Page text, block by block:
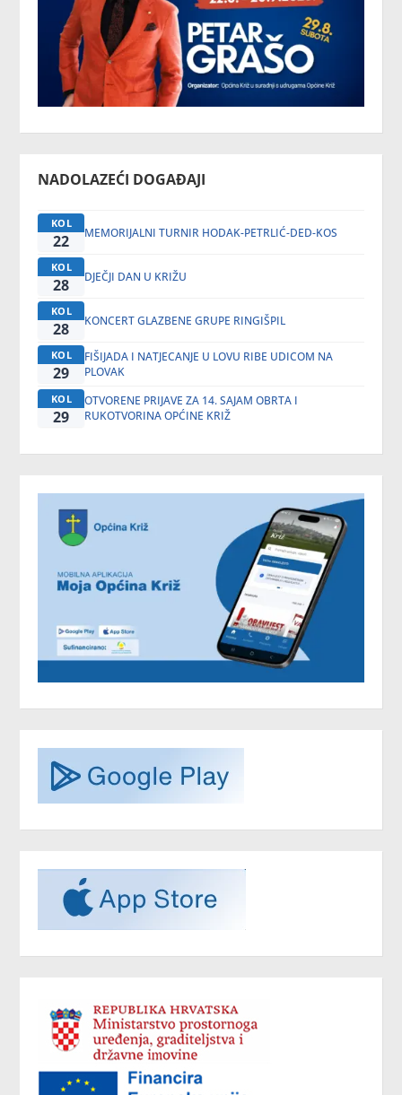
NADOLAZEĆI DOGAĐAJI
KOL
22 MEMORIJALNI TURNIR HODAK-PETRLIĆ-DED-KOS
KOL
28 DJEČJI DAN U KRIŽU
KOL
28 KONCERT GLAZBENE GRUPE RINGIŠPIL
KOL
29
FIŠIJADA I NATJECANJE U LOVU RIBE UDICOM NA
PLOVAK
KOL
29
OTVORENE PRIJAVE ZA 14. SAJAM OBRTA I
RUKOTVORINA OPĆINE KRIŽ